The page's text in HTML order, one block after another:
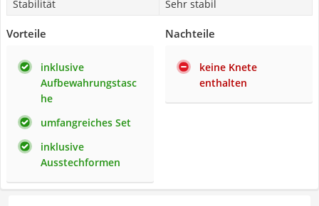
Stabilität
Sehr stabil
Vorteile
inklusive
Aufbewahrungstasc
he
umfangreiches Set
inklusive
Ausstechformen
Nachteile
keine Knete
enthalten